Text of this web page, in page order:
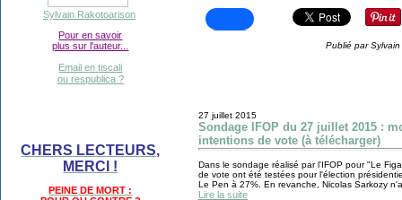
Sylvain Rakotoarison
Pour en savoir
plus sur l'auteur...
Email en tiscali
ou respublica ?
CHERS LECTEURS,
MERCI !
PEINE DE MORT :
Publié par
27 juillet 2015
Sondage IFOP du 27 juillet 2015 :
intentions de vote (à télécharger)
Dans le sondage réalisé par l'IFOP pour "Le
de vote ont été testées pour l'élection
Le Pen à 27%. En revanche, Nicolas Sarkozy
Lire la suite